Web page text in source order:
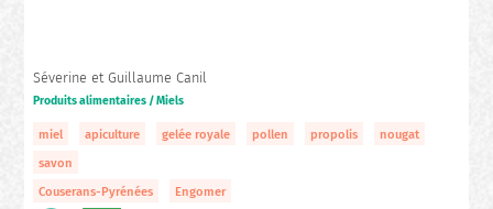
Séverine et Guillaume Canil
Produits alimentaires / Miels
miel apiculture gelée royale pollen propolis
nougat
savon
Couserans-Pyrénées
Engomer